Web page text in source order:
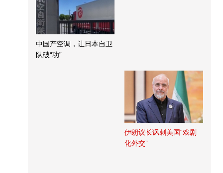
中国产空调，让日本自卫
队破“功”
伊朗议长讽刺美国“戏剧
化外交”